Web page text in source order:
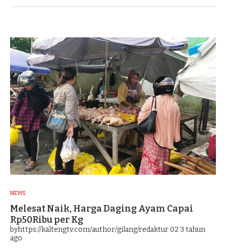
NEWS
Melesat Naik, Harga Daging Ayam Capai
Rp50Ribu per Kg
byhttps://kaltengtv.com/author/gilang/redaktur 02 3 tahun
ago